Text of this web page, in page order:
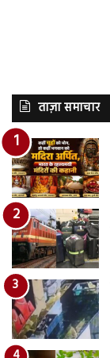
ताज़ा समाचार